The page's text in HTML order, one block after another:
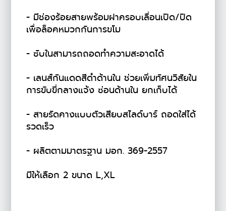
- มีช่องร้อยสายพร้อมฝาครอบเลื่อนเปิด/ปิด
เพื่อล็อคหมวกกันการขโม
- ซับในสามารถถอดทำความสะอาดได้
- เลนส์กันแดดสีดำด้านใน ช่วยเพิ่มทัศนวิสัยใน
การขับขี่กลางแจ้ง ซ่อนด้านใน ยกเก็บได้
- สายรัดคางแบบตัวเสียบสไลด์บาร์ ถอดใส่ได้
รวดเร็ว
- ผลิตตามมาตรฐาน มอก. 369-2557
มีให้เลือก 2 ขนาด L,XL